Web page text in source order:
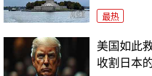
最热
美国如此
收割日本